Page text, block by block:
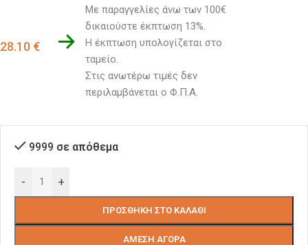
28.10 €
Με παραγγελίες άνω των 100€
δικαιούστε έκπτωση 13%.
Η έκπτωση υπολογίζεται στο
ταμείο.
Στις ανωτέρω τιμές δεν
περιλαμβάνεται ο Φ.Π.Α.
9999 σε απόθεμα
- +
ΠΡΟΣΘΉΚΗ ΣΤΟ ΚΑΛΆΘΙ
ΆΜΕΣΗ ΑΓΟΡΆ